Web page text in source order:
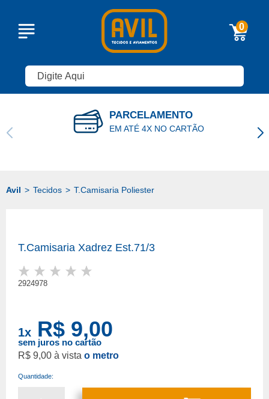
0
PARCELAMENTO
EM ATÉ 4X NO CARTÃO
Tecidos T.Camisaria Poliester
T.Camisaria Xadrez Est.71/3
2924978
R$ 9,00 o metro
1x R$ 9,00
sem juros no cartão
Quantidade: